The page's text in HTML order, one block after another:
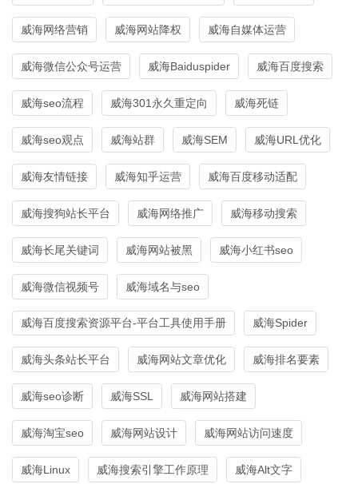
威海网络营销 威海网站降权 威海自媒体运营
威海微信公众号运营 威海Baiduspider 威海百度搜索
威海seo流程 威海301永久重定向 威海死链
威海seo观点 威海站群 威海SEM 威海URL优化
威海友情链接 威海知乎运营 威海百度移动适配
威海搜狗站长平台 威海网络推广 威海移动搜索
威海长尾关键词 威海网站被黑 威海小红书seo
威海微信视频号 威海域名与seo
威海百度搜索资源平台-平台工具使用手册 威海Spider
威海头条站长平台 威海网站文章优化 威海排名要素
威海seo诊断 威海SSL 威海网站搭建
威海淘宝seo 威海网站设计 威海网站访问速度
威海Linux 威海搜索引擎工作原理 威海Alt文字